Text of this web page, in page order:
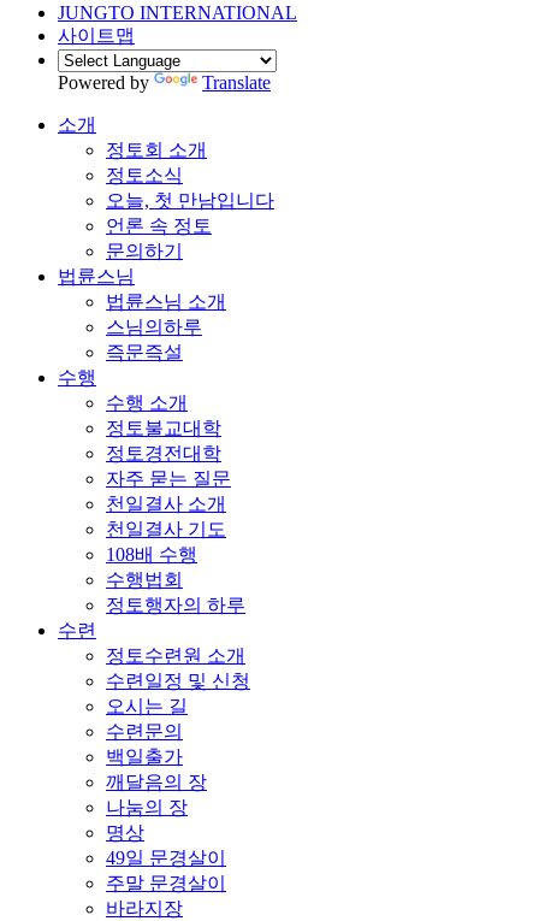
JUNGTO INTERNATIONAL
사이트맵
Powered by Translate
소개
정토회 소개
정토소식
오늘, 첫 만남입니다
언론 속 정토
문의하기
법륜스님
법륜스님 소개
스님의하루
즉문즉설
수행
수행 소개
정토불교대학
정토경전대학
자주 묻는 질문
천일결사 소개
천일결사 기도
108배 수행
수행법회
정토행자의 하루
수련
정토수련원 소개
수련일정 및 신청
오시는 길
수련문의
백일출가
깨달음의 장
나눔의 장
명상
49일 문경살이
주말 문경살이
바라지장